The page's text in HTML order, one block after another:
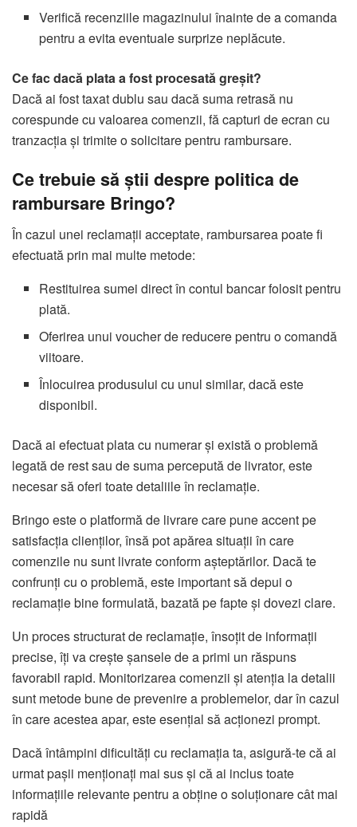
Verifică recenziile magazinului înainte de a comanda
pentru a evita eventuale surprize neplăcute.
Ce fac dacă plata a fost procesată greșit?
Dacă ai fost taxat dublu sau dacă suma retrasă nu
corespunde cu valoarea comenzii, fă capturi de ecran cu
tranzacția și trimite o solicitare pentru rambursare.
Ce trebuie să știi despre politica de
rambursare Bringo?
În cazul unei reclamații acceptate, rambursarea poate fi
efectuată prin mai multe metode:
Restituirea sumei direct în contul bancar folosit pentru
plată.
Oferirea unui voucher de reducere pentru o comandă
viitoare.
Înlocuirea produsului cu unul similar, dacă este
disponibil.
Dacă ai efectuat plata cu numerar și există o problemă
legată de rest sau de suma percepută de livrator, este
necesar să oferi toate detaliile în reclamație.
Bringo este o platformă de livrare care pune accent pe
satisfacția clienților, însă pot apărea situații în care
comenzile nu sunt livrate conform așteptărilor. Dacă te
confrunți cu o problemă, este important să depui o
reclamație bine formulată, bazată pe fapte și dovezi clare.
Un proces structurat de reclamație, însoțit de informații
precise, îți va crește șansele de a primi un răspuns
favorabil rapid. Monitorizarea comenzii și atenția la detalii
sunt metode bune de prevenire a problemelor, dar în cazul
în care acestea apar, este esențial să acționezi prompt.
Dacă întâmpini dificultăți cu reclamația ta, asigură-te că ai
urmat pașii menționați mai sus și că ai inclus toate
informațiile relevante pentru a obține o soluționare cât mai
rapidă